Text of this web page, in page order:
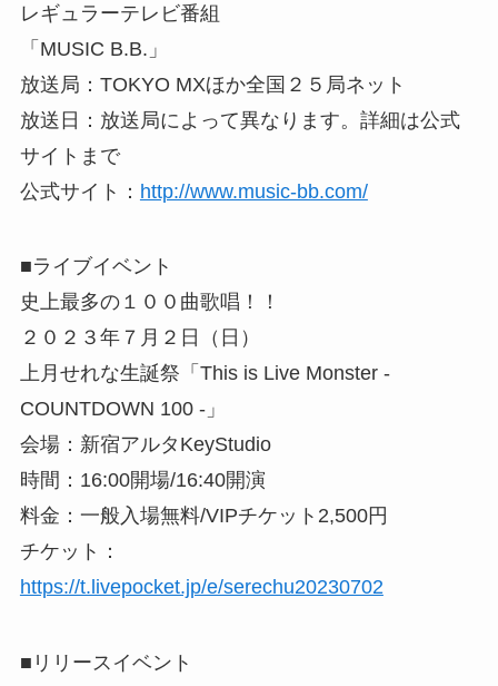
レギュラーテレビ番組
「MUSIC B.B.」
放送局：TOKYO MXほか全国２５局ネット
放送日：放送局によって異なります。詳細は公式
サイトまで
公式サイト： http://www.music-bb.com/
■ライブイベント
史上最多の１００曲歌唱！！
２０２３年７月２日（日）
上月せれな生誕祭「This is Live Monster -
COUNTDOWN 100 -」
会場：新宿アルタKeyStudio
時間：16:00開場/16:40開演
料金：一般入場無料/VIPチケット2,500円
チケット：
https://t.livepocket.jp/e/serechu20230702
■リリースイベント